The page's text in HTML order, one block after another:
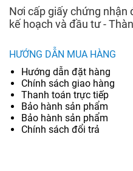
Nơi cấp giấy chứng nhận
kế hoạch và đầu tư -
HƯỚNG DẪN MUA HÀNG
Hướng dẫn đặt hàng
Chính sách giao hàng
Thanh toán trực tiếp
Bảo hành sản phẩm
Bảo hành sản phẩm
Chính sách đổi trả